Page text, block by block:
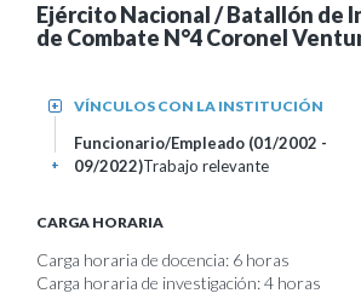
Ejército Nacional / Batallón de
de Combate N°4 Coronel
VÍNCULOS CON LA INSTITUCIÓN
+
Funcionario/Empleado (01/2002 -
09/2022)Trabajo relevante
+
CARGA HORARIA
Carga horaria de docencia: 6 horas
Carga horaria de investigación: 4 horas